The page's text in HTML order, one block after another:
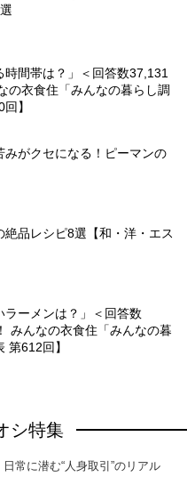
時間帯は？」＜回答数37,131
の衣食住「みんなの暮らし調
】
みがクセになる！ピーマンの
絶品レシピ8選【和・洋・エス
ラーメンは？」＜回答数
みんなの衣食住「みんなの暮
第612回】
シ特集
常に潜む“人身取引”のリアル